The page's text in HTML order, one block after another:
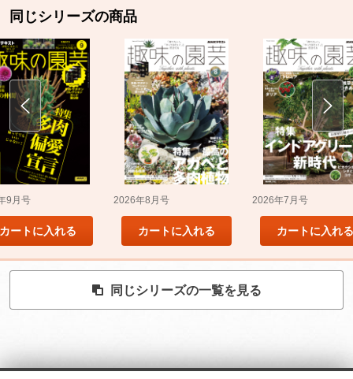
同じシリーズの商品
9月号
カートに入れる
2026年8月号
カートに入れる
2026年7月号
カートに入れる
同じシリーズの一覧を見る